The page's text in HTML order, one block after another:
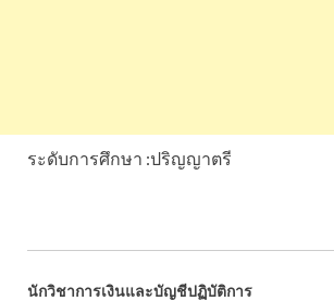
ระดับการศึกษา :ปริญญาตรี
นักวิชาการเงินและบัญชีปฏิบัติการ